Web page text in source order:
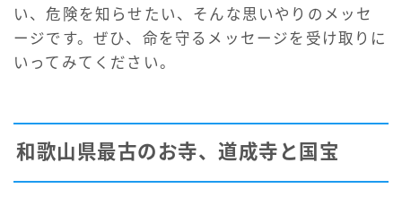
い、危険を知らせたい、そんな思いやりのメッセ
ージです。ぜひ、命を守るメッセージを受け取りに
いってみてください。
和歌山県最古のお寺、道成寺と国宝